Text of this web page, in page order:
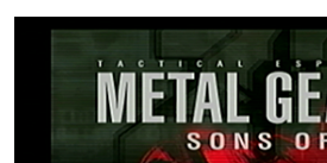
シャドーモセス島事件の後、リボル
メタルギアの技術情報が闇市場(ブラ
多くの亜種が世界中に拡散し、核武
兵器ではなくなっていった。